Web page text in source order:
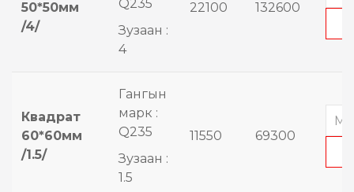
50*50мм
/4/
Q235
Зузаан :
4
22100 132600
Квадрат
60*60мм
/1.5/
Гангын
марк :
Q235
Зузаан :
1.5
11550 69300